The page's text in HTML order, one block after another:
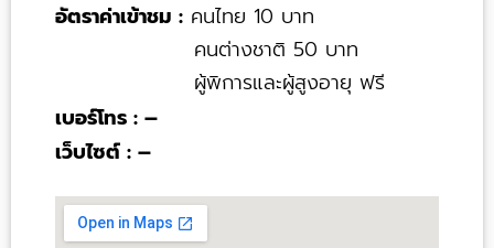
อัตราค่าเข้าชม : คนไทย 10 บาท
คนต่างชาติ 50 บาท
ผู้พิการและผู้สูงอายุ ฟรี
เบอร์โทร : –
เว็บไซต์ : –